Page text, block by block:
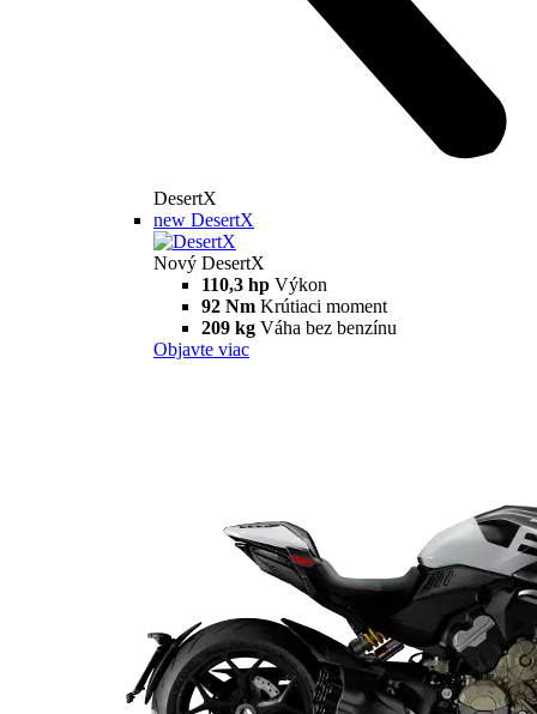
DesertX
new DesertX
Nový DesertX
110,3 hp Výkon
92 Nm Krútiaci moment
209 kg Váha bez benzínu
Objavte viac